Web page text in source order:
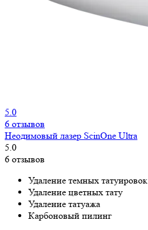
5.0
6 отзывов
Неодимовый лазер ScinOne Ultra
5.0
6 отзывов
Удаление темных татуировок
Удаление цветных тату
Удаление татуажа
Карбоновый пилинг